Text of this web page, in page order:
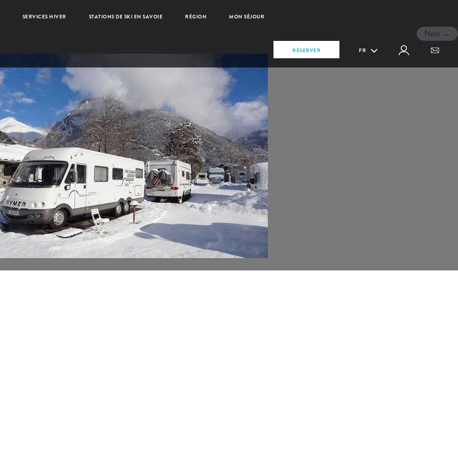
SERVICES HIVER STATIONS DE SKI EN SAVOIE RÉGION MON SÉJOUR
RÉSERVER FR
Next →